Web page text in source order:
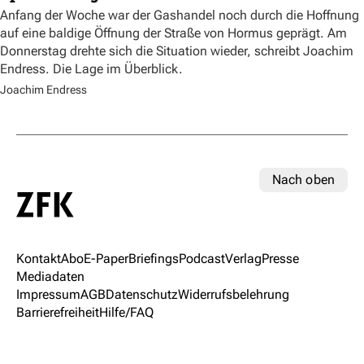
Anfang der Woche war der Gashandel noch durch die Hoffnung
auf eine baldige Öffnung der Straße von Hormus geprägt. Am
Donnerstag drehte sich die Situation wieder, schreibt Joachim
Endress. Die Lage im Überblick.
Joachim Endress
Nach oben
KontaktAboE-PaperBriefingsPodcastVerlagPresse
Mediadaten
ImpressumAGBDatenschutzWiderrufsbelehrung
BarrierefreiheitHilfe/FAQ